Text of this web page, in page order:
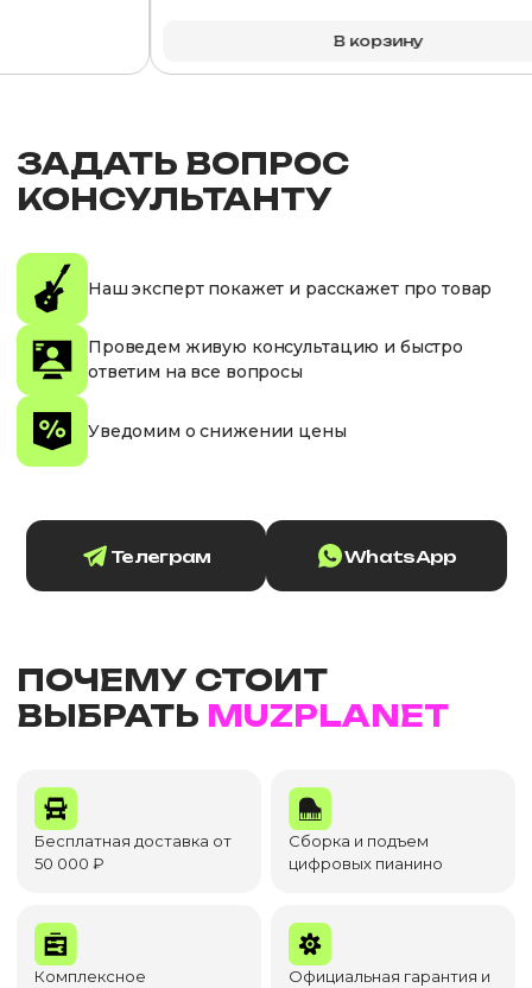
В корзину
ЗАДАТЬ ВОПРОС
КОНСУЛЬТАНТУ
Наш эксперт покажет и расскажет про товар
Проведем живую консультацию и быстро
ответим на все вопросы
Уведомим о снижении цены
Телеграм WhatsApp
ПОЧЕМУ СТОИТ
ВЫБРАТЬ MUZPLANET
Бесплатная доставка от
50 000 ₽
Сборка и подъем
цифровых пианино
Комплексное
Официальная гарантия и